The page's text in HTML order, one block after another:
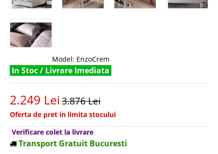
Model: EnzoCrem
In Stoc / Livrare Imediata
2.249 Lei3.876 Lei
Oferta de pret in limita stocului
Verificare colet la livrare
Transport Gratuit Bucuresti